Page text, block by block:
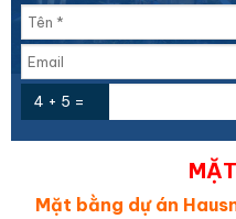
4 + 5 =
Mặt bằng dự án